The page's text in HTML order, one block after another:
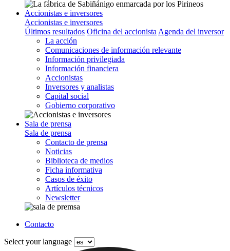
Accionistas e inversores
Accionistas e inversores
Últimos resultados Oficina del accionista Agenda del inversor
La acción
Comunicaciones de información relevante
Información privilegiada
Información financiera
Accionistas
Inversores y analistas
Capital social
Gobierno corporativo
Sala de prensa
Sala de prensa
Contacto de prensa
Noticias
Biblioteca de medios
Ficha informativa
Casos de éxito
Artículos técnicos
Newsletter
Contacto
Select your language